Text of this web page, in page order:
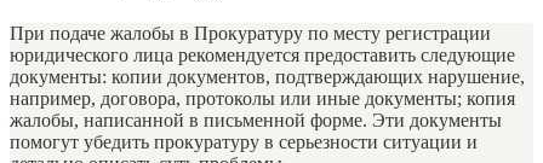
При подаче жалобы в Прокуратуру по месту регистрации
юридического лица рекомендуется предоставить следующие
документы: копии документов, подтверждающих нарушение,
например, договора, протоколы или иные документы; копия
жалобы, написанной в письменной форме. Эти документы
помогут убедить прокуратуру в серьезности ситуации и